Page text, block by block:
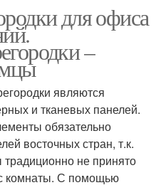
для офиса
–
являются
и тканевых панелей.
обязательно
восточных стран, т.к.
не принято
комнаты. С помощью